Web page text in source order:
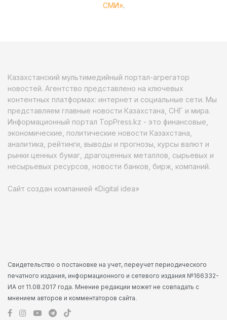
СМИ».
Казахстанский мультимедийный портал-агрегатор
новостей. Агентство представлено на ключевых
контентных платформах: интернет и социальные сети. Мы
представляем главные новости Казахстана, СНГ и мира.
Информационный портал TopPress.kz - это финансовые,
экономические, политические новости Казахстана,
аналитика, рейтинги, выводы и прогнозы, курсы валют и
рынки ценных бумаг, драгоценных металлов, сырьевых и
несырьевых ресурсов, новости банков, бирж, компаний.
Сайт создан компанией «Digital idea»
Свидетельство о постановке на учет, переучет периодического
печатного издания, информационного и сетевого издания №166332-
ИА от 11.08.2017 года. Мнение редакции может не совпадать с
мнением авторов и комментаторов сайта.